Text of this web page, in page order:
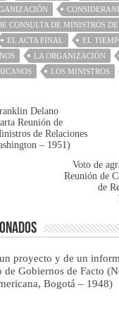
CONSULTA DE MINISTROS
EL ACTA FINAL EL
LA ORGANIZACIÓN
LOS MINISTROS
Delano
Reunión de
de Relaciones
– 1951)
Voto de
Reunión de
de
proyecto y de un
de Gobiernos de Facto
Bogotá – 1948)